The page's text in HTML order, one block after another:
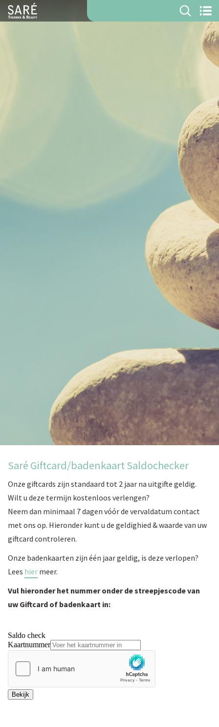
Saré Giftcard/badenkaart Saldochecker
Onze giftcards zijn standaard tot 2 jaar na uitgifte geldig.
Wilt u deze termijn kostenloos verlengen?
Neem dan minimaal 7 dagen vóór de vervaldatum contact
met ons op. Hieronder kunt u de geldighied & waarde van uw
giftcard controleren.
Onze badenkaarten zijn één jaar geldig, is deze verlopen?
Lees hier meer.
Vul hieronder het nummer onder de streepjescode van
uw Giftcard of badenkaart in: